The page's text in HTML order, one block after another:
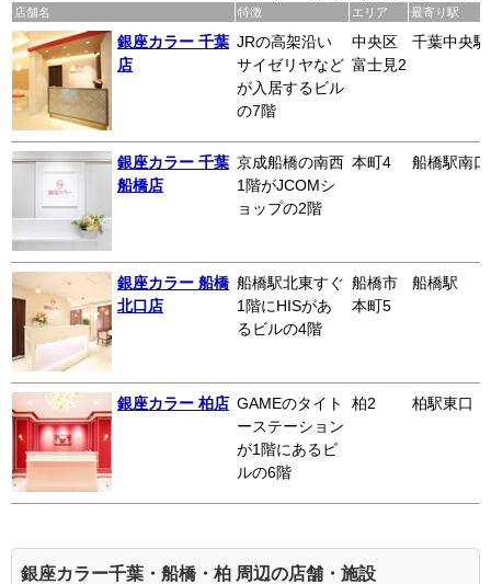
店舗名 特徴 エリア 最寄り駅
銀座カラー 千葉
店
JRの高架沿い
サイゼリヤなど
が入居するビル
の7階
中央区
富士見2
千葉中央駅
銀座カラー 千葉
船橋店
京成船橋の南西
1階がJCOMシ
ョップの2階
本町4 船橋駅南口
銀座カラー 船橋
北口店
船橋駅北東すぐ
1階にHISがあ
るビルの4階
船橋市
本町5
船橋駅
銀座カラー 柏店 GAMEのタイト
ーステーション
が1階にあるビ
ルの6階
柏2 柏駅東口
銀座カラー千葉・船橋・柏 周辺の店舗・施設